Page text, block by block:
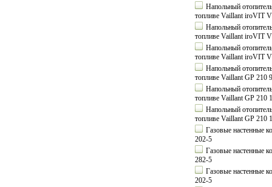
Напольный
топливе Vaillant iroVIT
Напольный
топливе Vaillant iroVIT
Напольный
топливе Vaillant iroVIT
Напольный
топливе Vaillant GP 210
Напольный
топливе Vaillant GP 210
Напольный
топливе Vaillant GP 210
Газовые настенные
202-5
Газовые настенные
282-5
Газовые настенные
202-5